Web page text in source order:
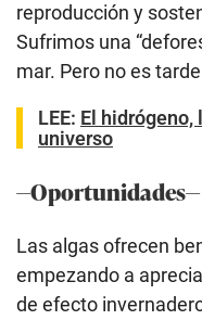
reproducción y
Sufrimos una
mar. Pero no es
LEE: El hidrógeno,
universo
—Oportunidades—
Las algas ofrecen
empezando a
de efecto